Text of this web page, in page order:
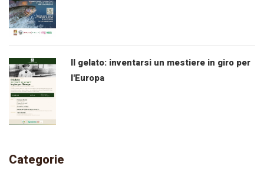
Il gelato: inventarsi un mestiere in giro per
l'Europa
Categorie